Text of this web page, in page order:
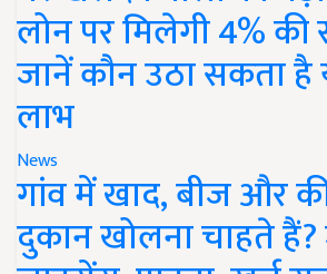
लोन पर मिलेगी 4% की
जानें कौन उठा सकता है
लाभ
News
गांव में खाद, बीज और
दुकान खोलना चाहते हैं?